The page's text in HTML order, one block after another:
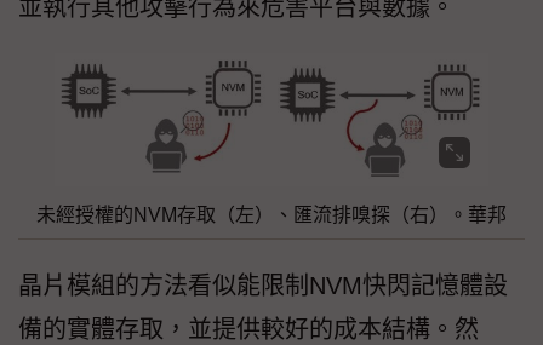
並執行其他攻擊行為來危害平台與數據。
未經授權的NVM存取（左）、匯流排嗅探（右）。華邦
晶片模組的方法看似能限制NVM快閃記憶體設
備的實體存取，並提供較好的成本結構。然